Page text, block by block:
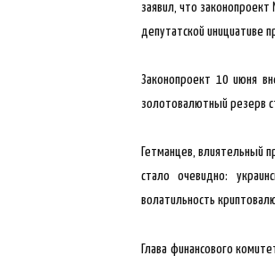
заявил, что
депутатской инициативе
Законопроект 10 июня
золотовалютный резерв
Гетманцев, влиятельный
стало очевидно:
волатильность
Глава финансового